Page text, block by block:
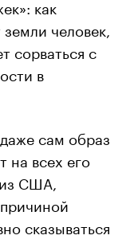
как
человек,
сорваться с
в
сам образ
на всех его
США,
сказываться